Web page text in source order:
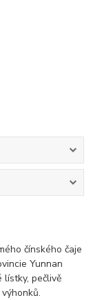
čínského čaje
Yunnan
lístky, pečlivě